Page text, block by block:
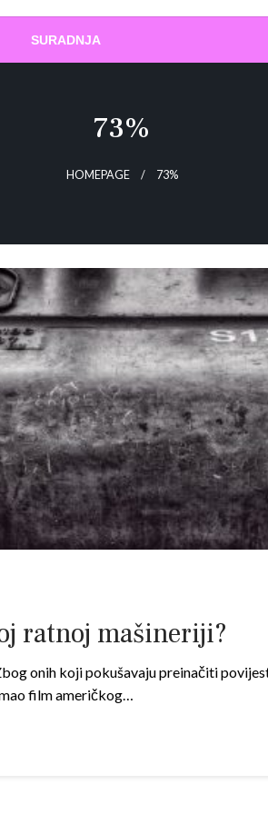
SURADNJA
73%
HOMEPAGE 73%
ratnoj mašineriji?
onih koji pokušavaju preinačiti
film američkog…